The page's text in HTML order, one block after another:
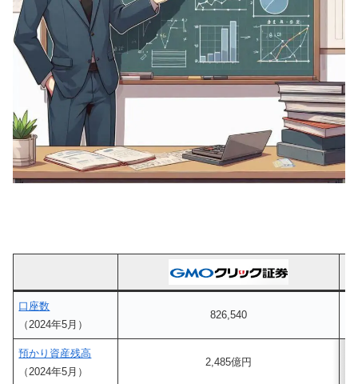
口座数
（2024年5月）
826,540
預かり資産残高
（2024年5月）
2,485億円